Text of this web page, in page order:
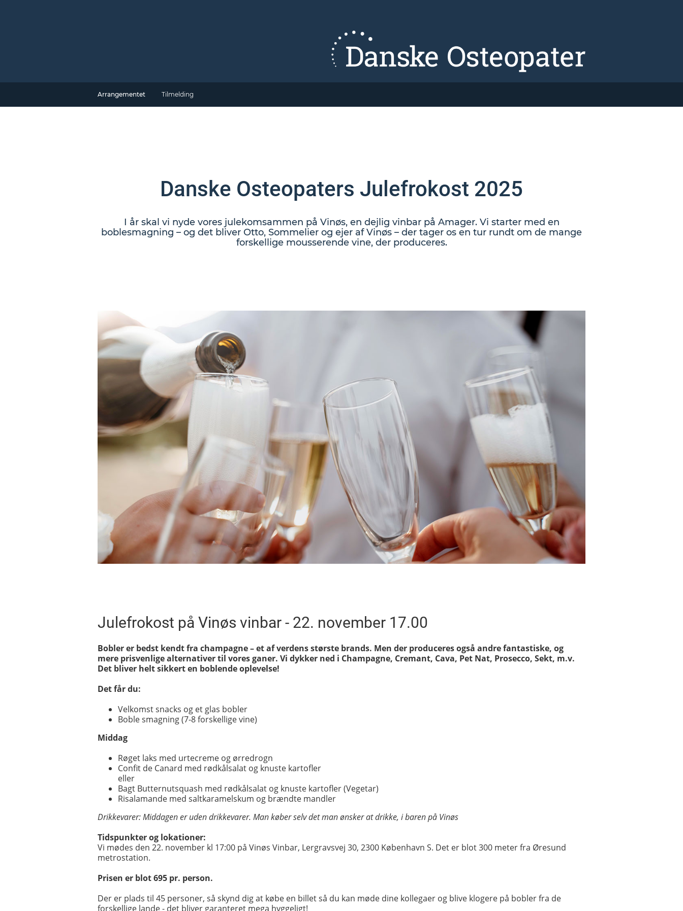
Arrangementet Tilmelding
Danske Osteopaters Julefrokost 2025
I år skal vi nyde vores julekomsammen på Vinøs, en dejlig vinbar på Amager. Vi starter med en
boblesmagning – og det bliver Otto, Sommelier og ejer af Vinøs – der tager os en tur rundt om de mange
forskellige mousserende vine, der produceres.
Julefrokost på Vinøs vinbar - 22. november 17.00
Bobler er bedst kendt fra champagne – et af verdens største brands. Men der produceres også andre fantastiske, og
mere prisvenlige alternativer til vores ganer. Vi dykker ned i Champagne, Cremant, Cava, Pet Nat, Prosecco, Sekt, m.v.
Det bliver helt sikkert en boblende oplevelse!
Det får du:
Velkomst snacks og et glas bobler
Boble smagning (7-8 forskellige vine)
Middag
Røget laks med urtecreme og ørredrogn
Confit de Canard med rødkålsalat og knuste kartofler
eller
Bagt Butternutsquash med rødkålsalat og knuste kartofler (Vegetar)
Risalamande med saltkaramelskum og brændte mandler
Drikkevarer: Middagen er uden drikkevarer. Man køber selv det man ønsker at drikke, i baren på Vinøs
Tidspunkter og lokationer:
Vi mødes den 22. november kl 17:00 på Vinøs Vinbar, Lergravsvej 30, 2300 København S. Det er blot 300 meter fra Øresund
metrostation.
Prisen er blot 695 pr. person.
Der er plads til 45 personer, så skynd dig at købe en billet så du kan møde dine kollegaer og blive klogere på bobler fra de
forskellige lande - det bliver garanteret mega hyggeligt!